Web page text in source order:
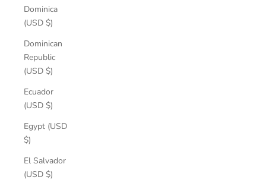
Dominica
(USD $)
Dominican
Republic
(USD $)
Ecuador
(USD $)
Egypt (USD
$)
El Salvador
(USD $)